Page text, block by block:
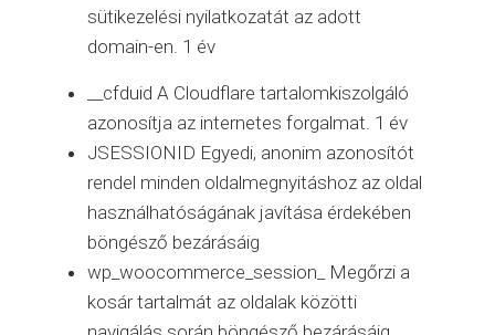
sütikezelési nyilatkozatát az adott
domain-en. 1 év
__cfduid A Cloudflare tartalomkiszolgáló
azonosítja az internetes forgalmat. 1 év
JSESSIONID Egyedi, anonim azonosítót
rendel minden oldalmegnyitáshoz az oldal
használhatóságának javítása érdekében
böngésző bezárásáig
wp_woocommerce_session_ Megőrzi a
kosár tartalmát az oldalak közötti